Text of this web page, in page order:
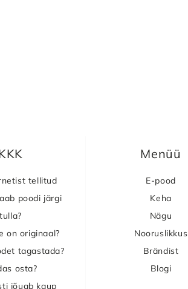
tellitud
poodi järgi
tulla?
on originaal?
tagastada?
osta?
jõuab kaup
Menüü
E-pood
Keha
Nägu
Nooruslikkus
Brändist
Blogi